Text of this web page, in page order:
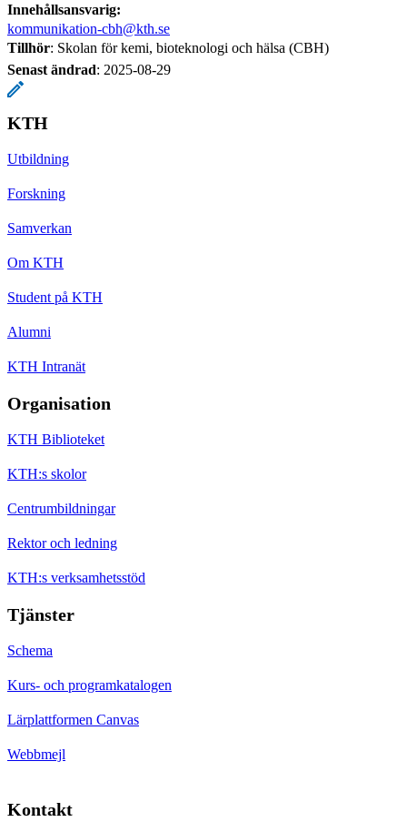
Innehållsansvarig:
kommunikation-cbh@kth.se
Tillhör: Skolan för kemi, bioteknologi och hälsa (CBH)
Senast ändrad: 2025-08-29
KTH
Utbildning
Forskning
Samverkan
Om KTH
Student på KTH
Alumni
KTH Intranät
Organisation
KTH Biblioteket
KTH:s skolor
Centrumbildningar
Rektor och ledning
KTH:s verksamhetsstöd
Tjänster
Schema
Kurs- och programkatalogen
Lärplattformen Canvas
Webbmejl
Kontakt